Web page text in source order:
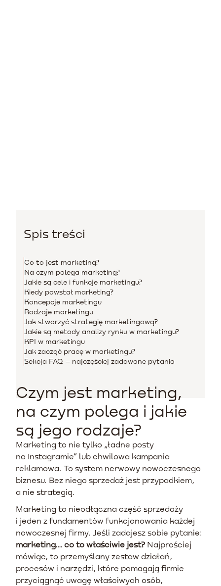
Spis treści
Co to jest marketing?
Na czym polega marketing?
Jakie są cele i funkcje marketingu?
Kiedy powstał marketing?
Koncepcje marketingu
Rodzaje marketingu
Jak stworzyć strategię marketingową?
Jakie są metody analizy rynku w marketingu?
KPI w marketingu
Jak zacząć pracę w marketingu?
Sekcja FAQ – najczęściej zadawane pytania
Czym jest marketing,
na czym polega i jakie
są jego rodzaje?
Marketing to nie tylko „ładne posty
na Instagramie” lub chwilowa kampania
reklamowa. To system nerwowy nowoczesnego
biznesu. Bez niego sprzedaż jest przypadkiem,
a nie strategią.
Marketing to nieodłączna część sprzedaży
i jeden z fundamentów funkcjonowania każdej
nowoczesnej firmy. Jeśli zadajesz sobie pytanie:
marketing… co to właściwie jest? Najprościej
mówiąc, to przemyślany zestaw działań,
procesów i narzędzi, które pomagają firmie
przyciągnąć uwagę właściwych osób,